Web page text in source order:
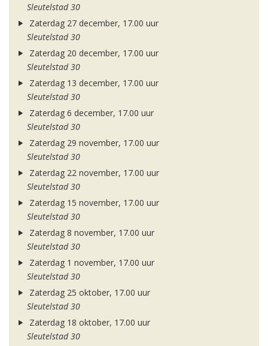
Sleutelstad 30
Zaterdag 27 december, 17.00 uur
Sleutelstad 30
Zaterdag 20 december, 17.00 uur
Sleutelstad 30
Zaterdag 13 december, 17.00 uur
Sleutelstad 30
Zaterdag 6 december, 17.00 uur
Sleutelstad 30
Zaterdag 29 november, 17.00 uur
Sleutelstad 30
Zaterdag 22 november, 17.00 uur
Sleutelstad 30
Zaterdag 15 november, 17.00 uur
Sleutelstad 30
Zaterdag 8 november, 17.00 uur
Sleutelstad 30
Zaterdag 1 november, 17.00 uur
Sleutelstad 30
Zaterdag 25 oktober, 17.00 uur
Sleutelstad 30
Zaterdag 18 oktober, 17.00 uur
Sleutelstad 30